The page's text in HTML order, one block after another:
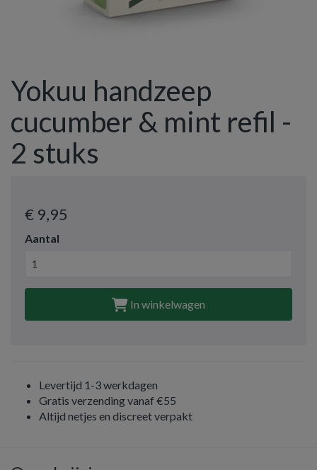
Yokuu handzeep
cucumber & mint refil -
2 stuks
€ 9,95
Aantal
In winkelwagen
Levertijd 1-3 werkdagen
Gratis verzending vanaf €55
Altijd netjes en discreet verpakt